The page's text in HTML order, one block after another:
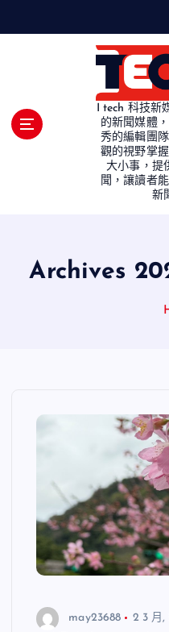
I tech 科技新
的新聞媒體
秀的編輯團
觀的視野掌
大小事，提
聞，讓讀者
新
Archives
may23688 2 3 月,